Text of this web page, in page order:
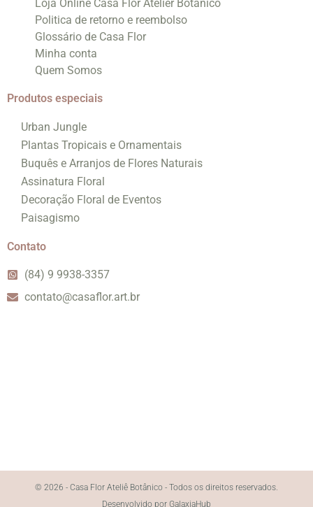
Loja Online Casa Flor Atelier Botânico
Politica de retorno e reembolso
Glossário de Casa Flor
Minha conta
Quem Somos
Produtos especiais
Urban Jungle
Plantas Tropicais e Ornamentais
Buquês e Arranjos de Flores Naturais
Assinatura Floral
Decoração Floral de Eventos
Paisagismo
Contato
(84) 9 9938-3357
contato@casaflor.art.br
© 2026 - Casa Flor Ateliê Botânico - Todos os direitos reservados.
Desenvolvido por GalaxiaHub